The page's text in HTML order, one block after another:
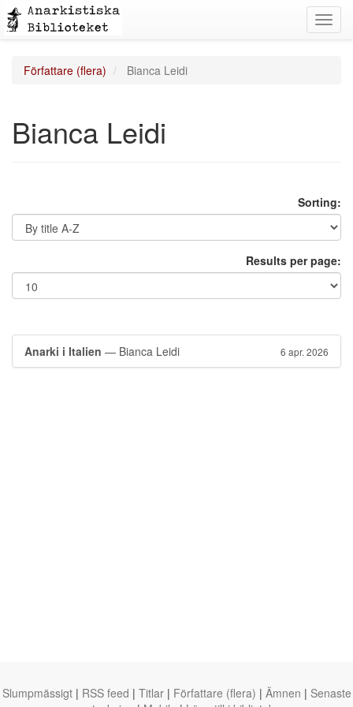
Författare (flera) Bianca Leidi
Bianca Leidi
Sorting:
Results per page:
Anarki i Italien — Bianca Leidi 6 apr. 2026
Slumpmässigt | RSS feed | Titlar | Författare (flera) | Ämnen | Senaste